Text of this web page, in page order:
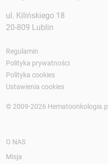
ul. Kilińskiego 18
20-809 Lublin
Regulamin
Polityka prywatności
Polityka cookies
Ustawienia cookies
© 2009-2026 Hematoonkologia.pl
O NAS
Misja